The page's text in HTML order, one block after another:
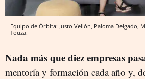
Equipo de Órbita: Justo Vellón, Paloma Delgado,
Touza.
Nada más que diez empresas
mentoría y formación cada año y,